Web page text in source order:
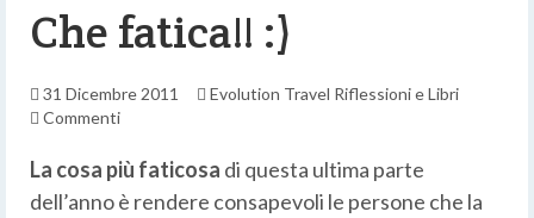
Che fatica!! :)
31 Dicembre 2011 Evolution Travel Riflessioni e Libri
Commenti
La cosa più faticosa di questa ultima parte
dell’anno è rendere consapevoli le persone che la